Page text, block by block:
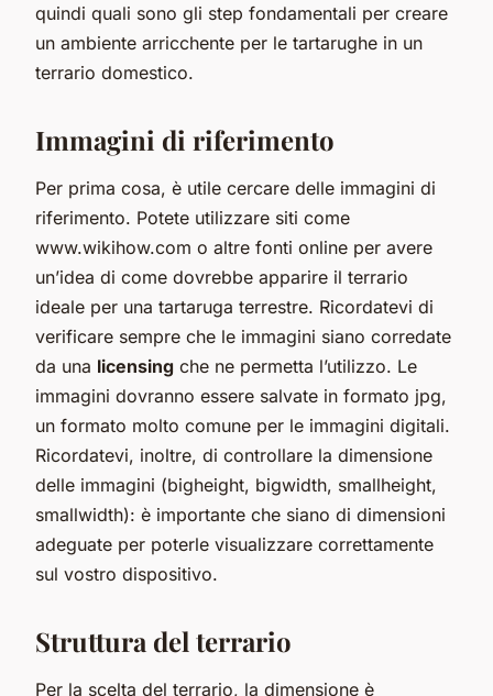
quindi quali sono gli step fondamentali per creare
un ambiente arricchente per le tartarughe in un
terrario domestico.
Immagini di riferimento
Per prima cosa, è utile cercare delle immagini di
riferimento. Potete utilizzare siti come
www.wikihow.com o altre fonti online per avere
un’idea di come dovrebbe apparire il terrario
ideale per una tartaruga terrestre. Ricordatevi di
verificare sempre che le immagini siano corredate
da una licensing che ne permetta l’utilizzo. Le
immagini dovranno essere salvate in formato jpg,
un formato molto comune per le immagini digitali.
Ricordatevi, inoltre, di controllare la dimensione
delle immagini (bigheight, bigwidth, smallheight,
smallwidth): è importante che siano di dimensioni
adeguate per poterle visualizzare correttamente
sul vostro dispositivo.
Struttura del terrario
Per la scelta del terrario, la dimensione è